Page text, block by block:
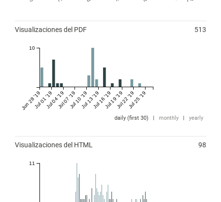
Visualizaciones del PDF 513
Jun 28 '19Jul 01 '19Jul 04 '19Jul 07 '19Jul 10 '19Jul 13 '19Jul 16 '19Jul 19 '19Jul 22 '19Jul 25 '19
10
daily (first 30) monthly yearly
Visualizaciones del HTML 98
11